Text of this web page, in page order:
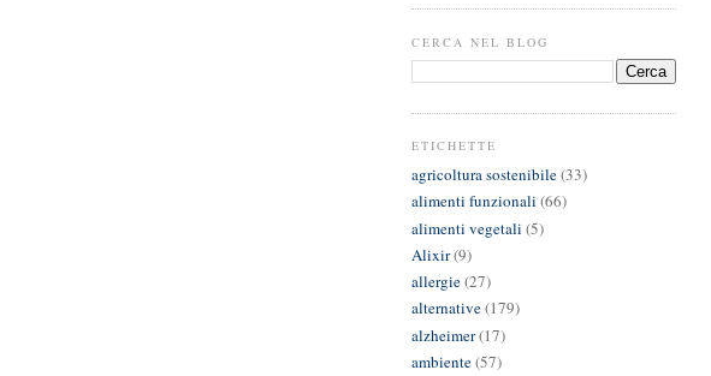
CERCA NEL BLOG
ETICHETTE
agricoltura sostenibile(33)
alimenti funzionali (66)
alimenti vegetali (5)
Alixir(9)
allergie(27)
alternative(179)
alzheimer(17)
ambiente(57)